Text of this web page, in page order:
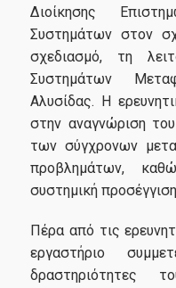
Διοίκησης
Συστημάτων στον
σχεδιασμό, τη
Συστημάτων
Αλυσίδας. Η
στην αναγνώριση
των σύγχρονων
προβλημάτων,
συστημική
Πέρα από τις
εργαστήριο
δραστηριότητες